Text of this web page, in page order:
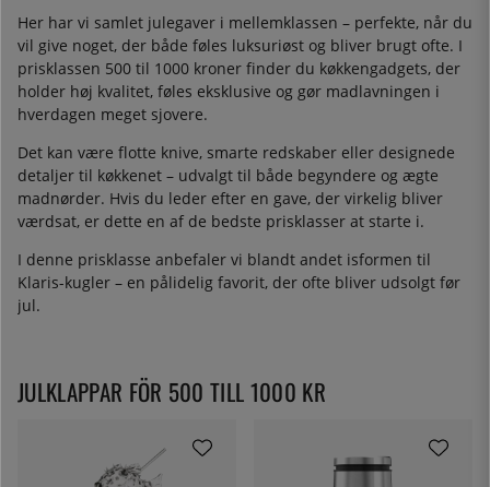
Her har vi samlet julegaver i mellemklassen – perfekte, når du
vil give noget, der både føles luksuriøst og bliver brugt ofte. I
prisklassen 500 til 1000 kroner finder du køkkengadgets, der
holder høj kvalitet, føles eksklusive og gør madlavningen i
hverdagen meget sjovere.
Det kan være flotte knive, smarte redskaber eller designede
detaljer til køkkenet – udvalgt til både begyndere og ægte
madnørder. Hvis du leder efter en gave, der virkelig bliver
værdsat, er dette en af de bedste prisklasser at starte i.
I denne prisklasse anbefaler vi blandt andet isformen til
Klaris-kugler – en pålidelig favorit, der ofte bliver udsolgt før
jul.
JULKLAPPAR FÖR 500 TILL 1000 KR